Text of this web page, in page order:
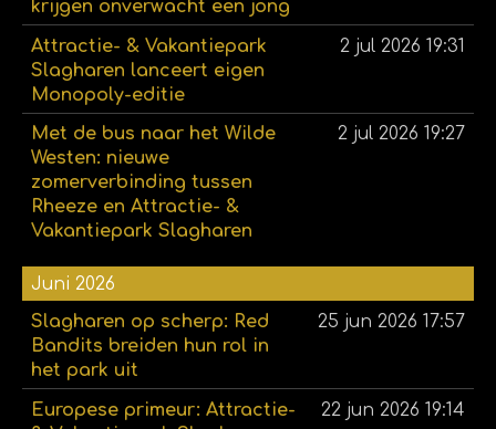
krijgen onverwacht een jong
Attractie- & Vakantiepark
Slagharen lanceert eigen
Monopoly-editie
2 jul 2026 19:31
Met de bus naar het Wilde
Westen: nieuwe
zomerverbinding tussen
Rheeze en Attractie- &
Vakantiepark Slagharen
2 jul 2026 19:27
Juni 2026
Slagharen op scherp: Red
Bandits breiden hun rol in
het park uit
25 jun 2026 17:57
Europese primeur: Attractie-
22 jun 2026 19:14